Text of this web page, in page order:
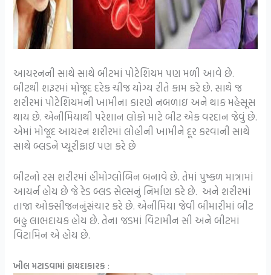
આયરનની સાથે સાથે બીટમાં પોટેશિયમ પણ મળી આવે છે.
બીટથી શરૂરમાં મોજૂદ દરેક ચીજ યોગ્ય રીતે કામ કરે છે. સાથે જ
શરીરમાં પોટેશિયમની ખામીના કારણે નબળાઇ અને થાક મહેસૂસ
થાય છે. એનીમિયાથી પરેશાન લોકો માટે બીટ એક વરદાન જેવું છે.
એમાં મોજૂદ આયરન શરીરમાં લોહીની ખામીને દૂર કરવાની સાથે
સાથે બ્લડને પ્યૂરીફાઇ પણ કરે છે
બીટનો રસ શરીરમાં હીમોગ્લોબિન બનાવે છે. તેમાં પુષ્કળ માત્રામાં
આયર્ન હોય છે જે રેડ બ્લડ સેલ્સનું નિર્માણ કરે છે. અને શરીરમાં
તાજા ઓક્સીજનનુંસંચાર કરે છે. એનીમિયા જેવી બીમારીમાં બીટ
બહુ લાભદાયક હોય છે. તેના જડમાં વિટામીન સી અને બીટમાં
વિટામિન એ હોય છે.
ખીલ મટાડવામાં ફાયદાકારક :